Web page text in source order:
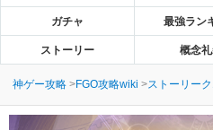
ガチャ 最強ラン
ストーリー 概念
神ゲー攻略 FGO攻略wiki ストーリーク